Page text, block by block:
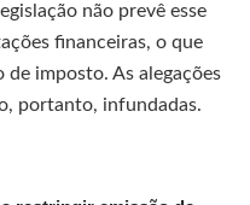
não prevê esse
financeiras, o que
de imposto. As alegações
portanto, infundadas.